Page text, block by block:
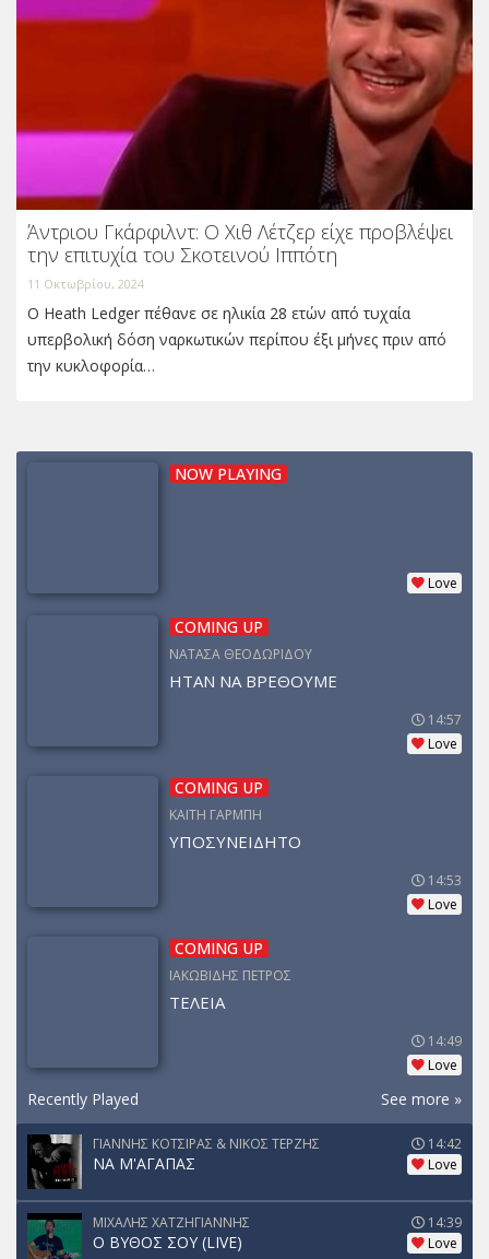
Άντριου Γκάρφιλντ: O Χιθ Λέτζερ είχε προβλέψει
την επιτυχία του Σκοτεινού Ιππότη
11 Οκτωβρίου, 2024
Ο Heath Ledger πέθανε σε ηλικία 28 ετών από τυχαία
υπερβολική δόση ναρκωτικών περίπου έξι μήνες πριν από
την κυκλοφορία…
NOW PLAYING
Love
COMING UP
ΝΑΤΑΣΑ ΘΕΟΔΩΡΙΔΟΥ
ΗΤΑΝ ΝΑ ΒΡΕΘΟΥΜΕ
14:57
Love
COMING UP
ΚΑΙΤΗ ΓΑΡΜΠΗ
ΥΠΟΣΥΝΕΙΔΗΤΟ
14:53
Love
COMING UP
ΙΑΚΩΒΙΔΗΣ ΠΕΤΡΟΣ
ΤΕΛΕΙΑ
14:49
Love
Recently Played See more »
ΓΙΑΝΝΗΣ ΚΟΤΣΙΡΑΣ & ΝΙΚΟΣ ΤΕΡΖΗΣ
ΝΑ Μ'ΑΓΑΠΑΣ
14:42
Love
ΜΙΧΑΛΗΣ ΧΑΤΖΗΓΙΑΝΝΗΣ
Ο ΒΥΘΟΣ ΣΟΥ (LIVE)
14:39
Love